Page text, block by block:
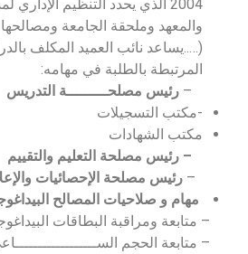
2004 الذي يحدد التنظيم الإداري
والمعهد وملحقة الجامعة
(…..يساعد نائب العميد المكلف
المرتبطة بالطلبة في مهامه:
– رئيس مصلحـــــــــة التدريس
-مكتب التسجيلات
مكتب الشهادات
– رئيس مصلحة التعليم والتقييم
– رئيس مصلحة الإحصائيات
مهام و صلاحيات المصالح
– متابعة ومراقبة البطاقات
– متابعة الحجم